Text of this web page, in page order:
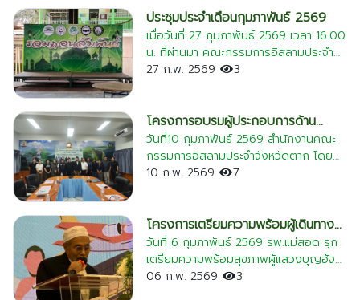
สร้างสภาพแวดล้อมที่เหมาะสมและเป็น
ธรรมภายในเรือนจำ ซึ่งจะส่งผลดีต่อ
สภาวะจิตใจและความเป็นอยู่ที่ดีของผู้ต้อง
ขังในระยะยาวครับ
ประชาสัมพันธ์ไปยังมัสยิดต่างๆ ในพื้นที่
เพื่อเตรียมความพร้อมในวันเฉลิมฉลองที่
กำลังจะมาถึง โดยเน้นย้ำในเรื่อง: รักษา
ความสะอาดและความถูกสุขลักษณะในการ
เชือดสัตว์พลีทาน (กุรบาน) ขอความร่วม
ระเบียบการจอดรถและความเรียบร้อยโดย
รอบมัสยิดในวันละหมาดอีด คณะกรรมการ
อิสลามประจำจังหวัดตาก มุ่งมั่นตั้งใจ
ทำงานเพื่อพี่น้องน้องมุสลิมและสังคมส่วน
แบบฉบับ (ซุนนะห์) ของท่านนบีมุฮัมมัด
(ซ.ล.) บรรยากาศภายในงานเป็นไปด้วย
ความเรียบร้อยและอบอุ่น โดยมีพี่น้อง
ประชาชนให้ความสนใจพาลูกหลานเข้าร่วม
จิตอาสา และผู้สนับสนุนทุกท่าน ที่ทุ่มเทแรง
กายแรงใจจนงานนี้สำเร็จลุล่วง ขออัลลอฮ์
(ซ.บ.) ทรงตอบแทนความดีงามของทุก
ท่านครับ
ลาล ให้แก่สถานประกอบการในพื้นที่ การ
ตรวจติดตามในครั้งนี้ มุ่งเน้นการตรวจ
สอบกระบวนการผลิต สถานที่ และวัตถุดิบ
ให้ถูกต้องตามบทบัญญัติศาสนาอิสลาม
สร้างความมั่นใจให้แก่ผู้บริโภคทุกท่านครับ
ประชุมประจำเดือนกุมภาพันธ์ 2569
เมื่อวันที่ 27 กุมภาพันธ์ 2569 เวลา 16.00
น. ที่ผ่านมา คณะกรรมการอิสลามประจำ
จังหวัดตาก ได้จัดการประชุม ครั้งที่
ตากอย่างต่อเนื่อง
27 ก.พ. 2569 3
โครงการอบรมผู้ประกอบการด้าน
ปศุสัตว์ ตามมาตรฐานฮาลาล ปี2569
วันที่10 กุมภาพันธ์ 2569 สำนักงานคณะ
กรรมการอิสลามประจำจังหวัดตาก โดย
ประธานฝ่ายกิจการฮาลาล ได้จัดการประชุม
ในพื้นที่ หัวข้อการประชุมสำคัญ: ✅ การขับ
เคลื่อนการจัดการด้านอาหารฮาลาลให้ถูก
ต้องตามหลักการศาสนา ✅ การยกระดับ
สถานประกอบการเพื่อขอรับรองมาตรฐาน
10 ก.พ. 2569 7
โครงการเตรียมความพร้อมผู้เดินทาง
ไปประกอบพิธีฮัจย์ 2569
วันที่ 6 กุมภาพันธ์ 2569 รพ.แม่สอด รุก
เตรียมความพร้อมสุขภาพผู้แสวงบุญฮัจย์
ปี 2569 ชูเป็นศูนย์กลางดูแลชาวมุสลิมใน
06 ก.พ. 2569 3